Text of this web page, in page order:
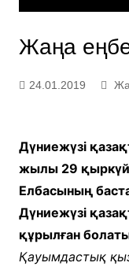
Жаңа
24.01.2019
Дүниежүзі
жылы 29
Елбасының
Дүниежүзі
құрылған
Қауымдастық